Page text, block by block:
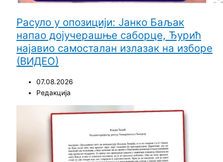
Расуло у опозицији: Јанко Баљак
напао дојучерашње саборце, Ђурић
најавио самосталан излазак на изборе
(ВИДЕО)
07.08.2026
Редакција